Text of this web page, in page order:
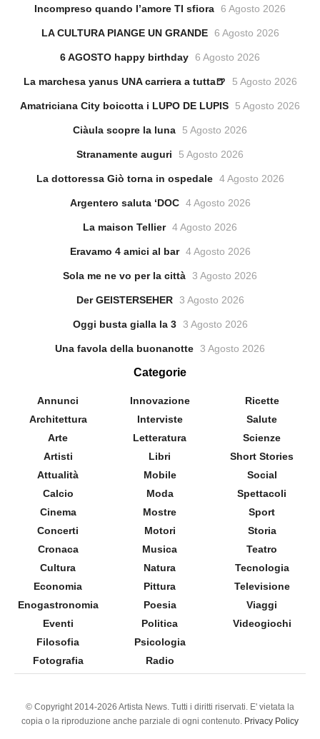
Incompreso quando l’amore TI sfiora 6 Agosto 2026
LA CULTURA PIANGE UN GRANDE 6 Agosto 2026
6 AGOSTO happy birthday 6 Agosto 2026
La marchesa yanus UNA carriera a tutta🍺 5 Agosto 2026
Amatriciana City boicotta i LUPO DE LUPIS 5 Agosto 2026
Ciàula scopre la luna 5 Agosto 2026
Stranamente auguri 5 Agosto 2026
La dottoressa Giò torna in ospedale 4 Agosto 2026
Argentero saluta ‘DOC 4 Agosto 2026
La maison Tellier 4 Agosto 2026
Eravamo 4 amici al bar 4 Agosto 2026
Sola me ne vo per la città 3 Agosto 2026
Der GEISTERSEHER 3 Agosto 2026
Oggi busta gialla la 3 3 Agosto 2026
Una favola della buonanotte 3 Agosto 2026
Categorie
Annunci
Architettura
Arte
Artisti
Attualità
Calcio
Cinema
Concerti
Cronaca
Cultura
Economia
Enogastronomia
Eventi
Filosofia
Fotografia
Innovazione
Interviste
Letteratura
Libri
Mobile
Moda
Mostre
Motori
Musica
Natura
Pittura
Poesia
Politica
Psicologia
Radio
Ricette
Salute
Scienze
Short Stories
Social
Spettacoli
Sport
Storia
Teatro
Tecnologia
Televisione
Viaggi
Videogiochi
© Copyright 2014-2026 Artista News. Tutti i diritti riservati. E' vietata la
copia o la riproduzione anche parziale di ogni contenuto. Privacy Policy